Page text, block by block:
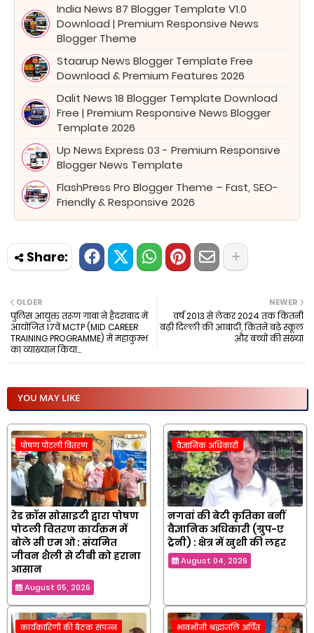
India News 87 Blogger Template V1.0
Download | Premium Responsive News
Blogger Theme
Staarup News Blogger Template Free
Download & Premium Features 2026
Dalit News 18 Blogger Template Download
Free | Premium Responsive News Blogger
Template 2026
Up News Express 03 - Premium Responsive
Blogger News Template
FlashPress Pro Blogger Theme – Fast, SEO-
Friendly & Responsive 2026
NEWER
वर्ष 2013 से लेकर 2024 तक कितनी
बढ़ी दिल्ली की आबादी, कितने बढ़े स्कूल
और बच्चों की संख्या
OLDER
पुलिस आयुक्त तरूण गाबा ने हैदराबाद में
आयोजित 17वें MCTP (MID CAREER
TRAINING PROGRAMME) में महाकुम्भ
का व्याख्यान किया...
YOU MAY LIKE
पोषण पोटली वितरण
रेड क्रॉस सोसाइटी द्वारा पोषण
पोटली वितरण कार्यक्रम में
बोले सी एम ओ : संयमित
जीवन शैली से टीबी को हराना
आसान
August 05, 2026
वैज्ञानिक अधिकारी
नगवां की बेटी कृतिका बनीं
वैज्ञानिक अधिकारी (ग्रुप-ए
ट्रेनी) : क्षेत्र में खुशी की लहर
August 04, 2026
कार्यकारिणी की बैठक संपन्न भावभीनी श्रद्धांजलि अर्पित